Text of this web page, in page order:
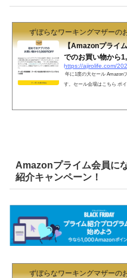
ずぼらなワーキングマザーの
【Amazonプライ
でのお買い物から
年に1度の大セール Amazon
す。セール会場はこちら ポ
Amazonプライム会員に
紹介キャンペーン！
ずぼらなワーキングマザーの